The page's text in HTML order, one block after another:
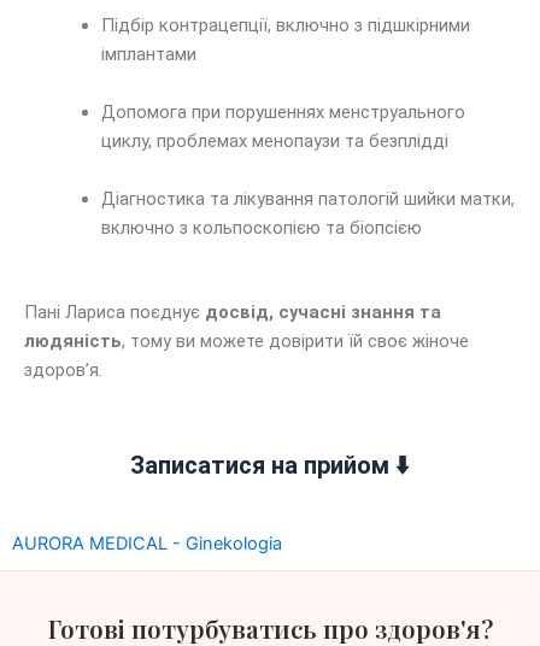
Підбір контрацепції, включно з підшкірними
імплантами
Допомога при порушеннях менструального
циклу, проблемах менопаузи та безплідді
Діагностика та лікування патологій шийки матки,
включно з кольпоскопією та біопсією
Пані Лариса поєднує досвід, сучасні знання та
людяність, тому ви можете довірити їй своє жіноче
здоров’я.
Записатися на прийом ⬇️
AURORA MEDICAL - Ginekologia
Готові потурбуватись про здоров'я?